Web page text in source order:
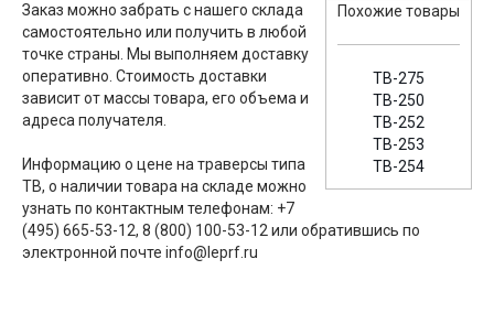
Похожие товары
ТВ-275
ТВ-250
ТВ-252
ТВ-253
ТВ-254
Заказ можно забрать с нашего склада
самостоятельно или получить в любой
точке страны. Мы выполняем доставку
оперативно. Стоимость доставки
зависит от массы товара, его объема и
адреса получателя.
Информацию о цене на траверсы типа
ТВ, о наличии товара на складе можно
узнать по контактным телефонам: +7
(495) 665-53-12, 8 (800) 100-53-12 или обратившись по
электронной почте info@leprf.ru